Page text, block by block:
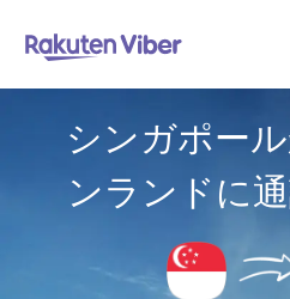
シンガポー
ンランドに